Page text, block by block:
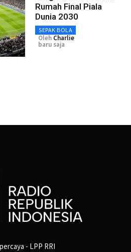
Rumah Final Piala
Dunia 2030
SEPAK BOLA
Oleh Charlie
baru saja
- LPP RRI